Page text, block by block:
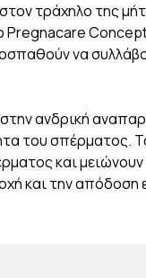
τράχηλο της
Pregnacare
να
ανδρική
του σπέρματος.
και
και την απόδοση